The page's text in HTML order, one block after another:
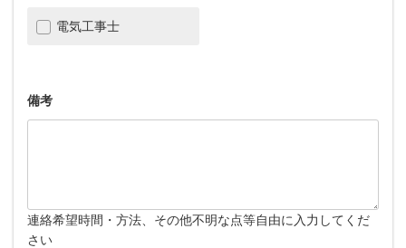
電気工事士
備考
連絡希望時間・方法、その他不明な点等自由に入力してくだ
さい